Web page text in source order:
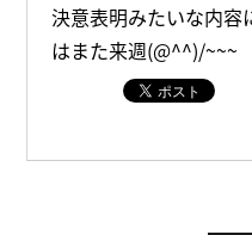
決意表明みたいな内容
はまた来週(@^^)/~~~